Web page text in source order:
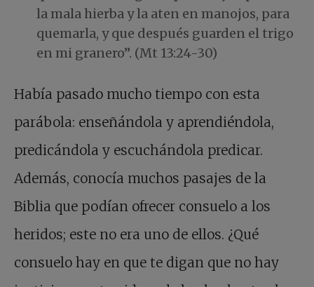
la mala hierba y la aten en manojos, para
quemarla, y que después guarden el trigo
en mi granero”. (Mt 13:24-30)
Había pasado mucho tiempo con esta
parábola: enseñándola y aprendiéndola,
predicándola y escuchándola predicar.
Además, conocía muchos pasajes de la
Biblia que podían ofrecer consuelo a los
heridos; este no era uno de ellos. ¿Qué
consuelo hay en que te digan que no hay